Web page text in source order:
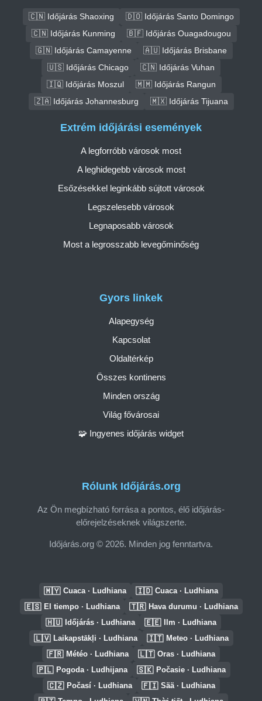
🇨🇳 Időjárás Shaoxing
🇩🇴 Időjárás Santo Domingo
🇨🇳 Időjárás Kunming
🇧🇫 Időjárás Ouagadougou
🇬🇳 Időjárás Camayenne
🇦🇺 Időjárás Brisbane
🇺🇸 Időjárás Chicago
🇨🇳 Időjárás Vuhan
🇮🇶 Időjárás Moszul
🇲🇲 Időjárás Rangun
🇿🇦 Időjárás Johannesburg
🇲🇽 Időjárás Tijuana
Rólunk Időjárás.org
Az Ön megbízható forrása a pontos, élő időjárás-
előrejelzéseknek világszerte.
Időjárás.org © 2026. Minden jog fenntartva.
Gyors linkek
Alapegység
Kapcsolat
Oldaltérkép
Összes kontinens
Minden ország
Világ fővárosai
🧩 Ingyenes időjárás widget
Extrém időjárási események
A legforróbb városok most
A leghidegebb városok most
Esőzésekkel leginkább sújtott városok
Legszelesebb városok
Legnaposabb városok
Most a legrosszabb levegőminőség
🇲🇾 Cuaca · Ludhiana 🇮🇩 Cuaca · Ludhiana
🇪🇸 El tiempo · Ludhiana 🇹🇷 Hava durumu · Ludhiana
🇭🇺 Időjárás · Ludhiana 🇪🇪 Ilm · Ludhiana
🇱🇻 Laikapstākļi · Ludhiana 🇮🇹 Meteo · Ludhiana
🇫🇷 Météo · Ludhiana 🇱🇹 Oras · Ludhiana
🇵🇱 Pogoda · Ludhijana 🇸🇰 Počasie · Ludhiana
🇨🇿 Počasí · Ludhiana 🇫🇮 Sää · Ludhiana